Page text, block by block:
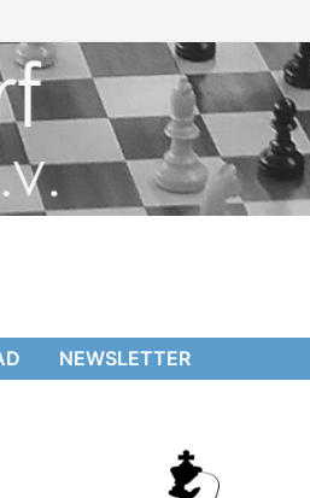
NEWSLETTER